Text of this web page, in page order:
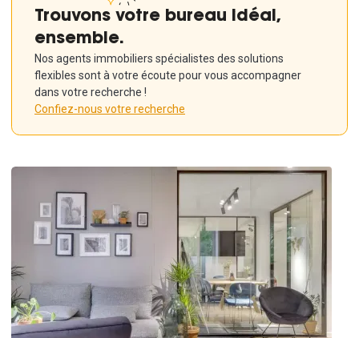
Trouvons votre bureau idéal,
ensemble.
Nos agents immobiliers spécialistes des solutions
flexibles sont à votre écoute pour vous accompagner
dans votre recherche !
Confiez-nous votre recherche